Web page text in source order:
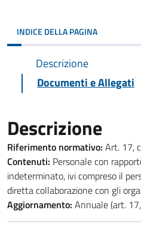
INDICE DELLA PAGINA
Descrizione
Documenti e Allegati
Descrizione
Riferimento normativo: Art. 17,
Contenuti: Personale con
indeterminato, ivi compreso il
diretta collaborazione con gli
Aggiornamento: Annuale (art.